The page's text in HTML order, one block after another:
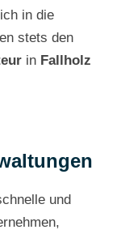
in die
stets den
in Fallholz
und